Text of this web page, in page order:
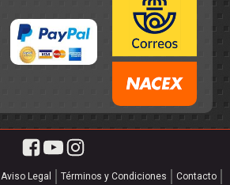
Aviso Legal Términos y Condiciones
Contacto